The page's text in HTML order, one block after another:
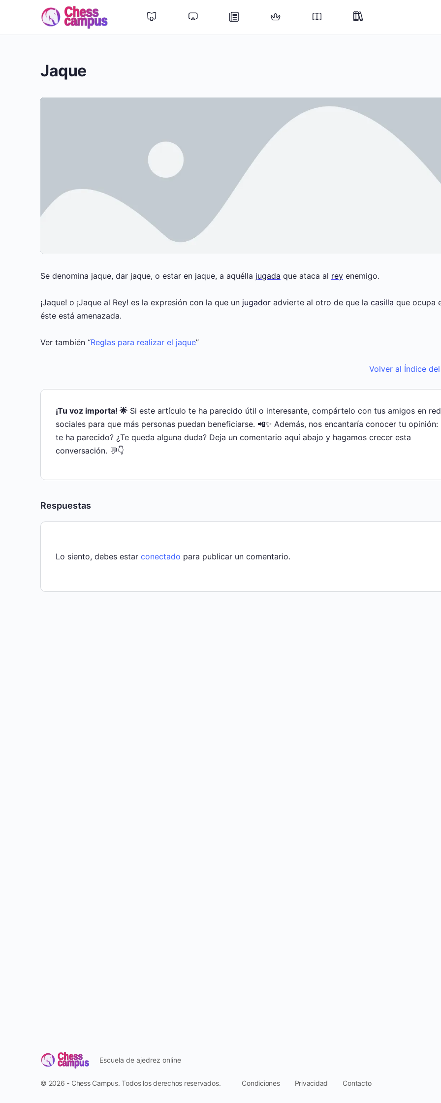
Jaque
Se denomina jaque, dar jaque, o estar en jaque, a aquélla jugada que ataca al rey enemigo.
¡Jaque! o ¡Jaque al Rey! es la expresión con la que un jugador advierte al otro de que la casilla que ocupa
éste está amenazada.
Ver también “Reglas para realizar el jaque”
Volver al Índice
¡Tu voz importa! 🌟 Si este artículo te ha parecido útil o interesante, compártelo con tus amigos en
sociales para que más personas puedan beneficiarse. 📲✨ Además, nos encantaría conocer tu opinión:
te ha parecido? ¿Te queda alguna duda? Deja un comentario aquí abajo y hagamos crecer esta
conversación. 💬👇
Respuestas
Lo siento, debes estar conectado para publicar un comentario.
Escuela de ajedrez online
© 2026 - Chess Campus. Todos los derechos reservados. Condiciones Privacidad Contacto